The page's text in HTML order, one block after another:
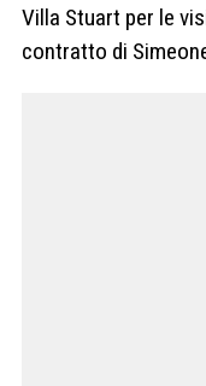
Villa Stuart per le
contratto di